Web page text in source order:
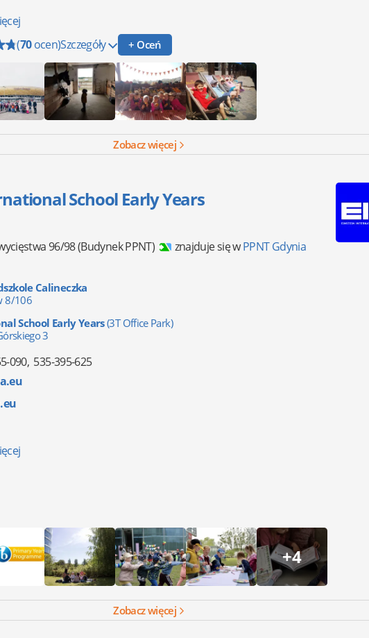
(70ocen)Szczegóły + Oceń
Zobacz więcej
School Early Years
96/98(Budynek PPNT) znajduje się wPPNT Gdynia
Calineczka
8/106
School Early Years(3T Office Park)
3
090 535-395-625
+4
Zobacz więcej